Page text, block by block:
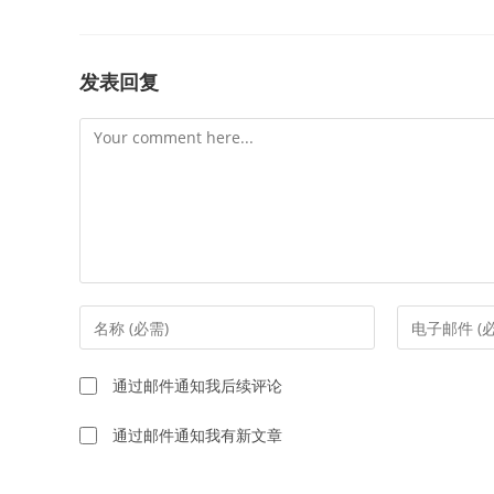
发表回复
Comment
Enter
your
name
or
username
Enter
your
通过邮件通知我后续评论
通过邮件通知我有新文章